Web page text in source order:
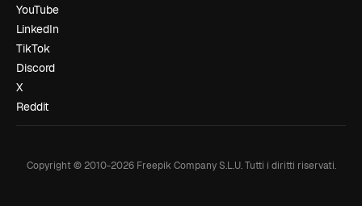
YouTube
LinkedIn
TikTok
Discord
X
Reddit
Copyright © 2010-2026Freepik Company S.L.U. Tutti i diritti riservati.